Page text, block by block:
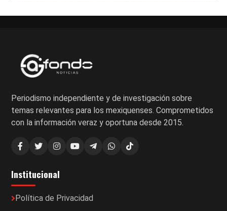
Periodismo independiente y de investigación sobre
temas relevantes para los mexiquenses. Comprometidos
con la información veraz y oportuna desde 2015.
Institucional
Política de Privacidad